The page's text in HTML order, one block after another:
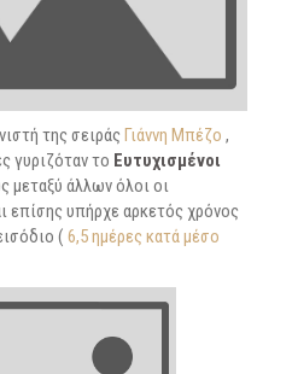
της σειράς Γιάννη Μπέζο ,
γυριζόταν το Ευτυχισμένοι
μεταξύ άλλων όλοι οι
επίσης υπήρχε αρκετός χρόνος
( 6,5 ημέρες κατά μέσο